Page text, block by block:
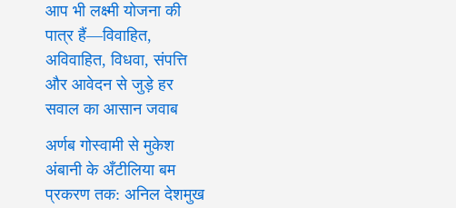
आप भी लक्ष्मी योजना की
पात्र हैं—विवाहित,
अविवाहित, विधवा, संपत्ति
और आवेदन से जुड़े हर
सवाल का आसान जवाब
अर्णब गोस्वामी से मुकेश
अंबानी के अँटीलिया बम
प्रकरण तक: अनिल देशमुख